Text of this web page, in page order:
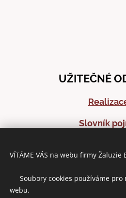
UŽITEČNÉ
Slovník
VÍTÁME VÁS na webu firmy Žaluzie
🍪 Soubory cookies používáme
webu.